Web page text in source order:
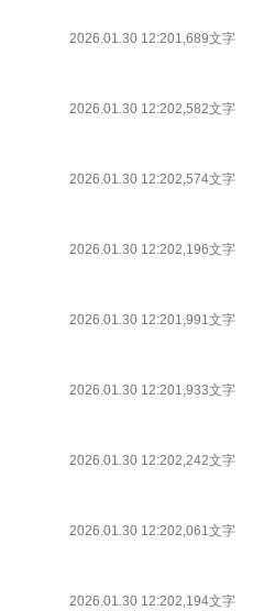
2026.01.30 12:201,689文字
2026.01.30 12:202,582文字
2026.01.30 12:202,574文字
2026.01.30 12:202,196文字
2026.01.30 12:201,991文字
2026.01.30 12:201,933文字
2026.01.30 12:202,242文字
2026.01.30 12:202,061文字
2026.01.30 12:202,194文字